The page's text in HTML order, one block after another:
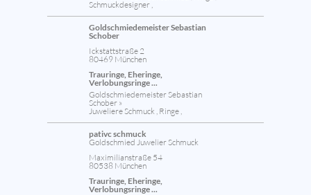
Schmuckdesigner ,
Goldschmiedemeister Sebastian
Schober
Ickstattstraße 2
80469 München
Trauringe, Eheringe,
Verlobungsringe ...
Goldschmiedemeister Sebastian
Schober »
Juweliere Schmuck , Ringe ,
pativc schmuck
Goldschmied Juwelier Schmuck
Maximilianstraße 54
80538 München
Trauringe, Eheringe,
Verlobungsringe ...